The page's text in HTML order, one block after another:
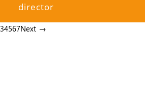
director
34567Next →